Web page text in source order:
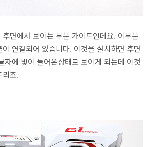
면에서 보이는 부분 가이드인데요. 이부분
연결되어 있습니다. 이것을 설치하면 후면
자에 빛이 들어온상태로 보이게 되는데 이것
리죠.